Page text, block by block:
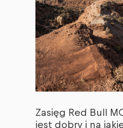
Zasięg Red Bull
jest dobry i na